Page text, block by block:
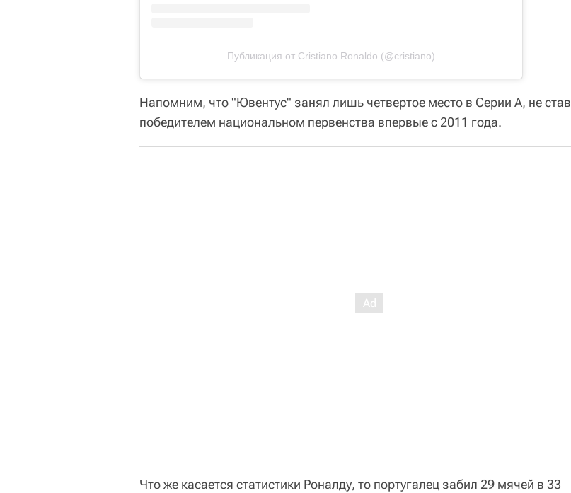
Публикация от Cristiano Ronaldo (@cristiano)
Напомним, что "Ювентус" занял лишь четвертое место в Серии А, не став
победителем национальном первенства впервые с 2011 года.
Что же касается статистики Роналду, то португалец забил 29 мячей в 33